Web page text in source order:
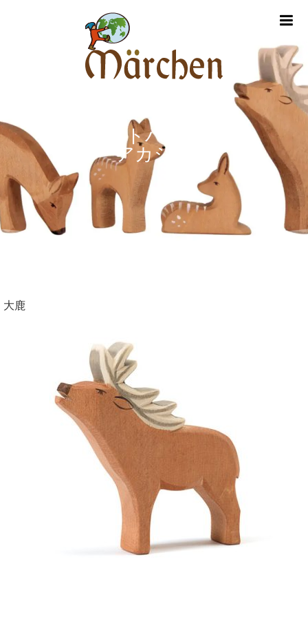
オストハイマー
アカシカ
大鹿